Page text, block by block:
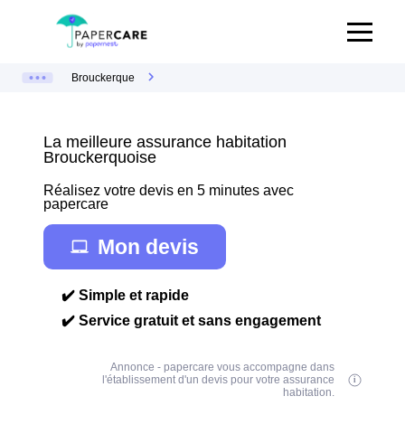
Brouckerque
La meilleure assurance habitation
Brouckerquoise
Réalisez votre devis en 5 minutes avec
papercare
Mon devis
✔️ Simple et rapide
✔️ Service gratuit et sans engagement
Annonce - papercare vous accompagne dans
l'établissement d'un devis pour votre assurance
habitation.